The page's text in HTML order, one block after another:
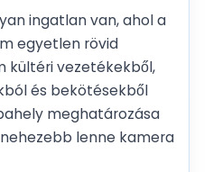
ingatlan van, ahol a
egyetlen rövid
kültéri vezetékekből,
és bekötésekből
meghatározása
lenne kamera